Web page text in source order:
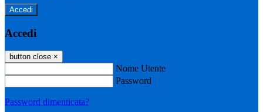
Accedi
Accedi
button close ×
Nome Utente
Password
Password dimenticata?